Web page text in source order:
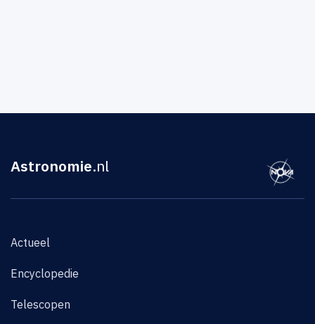
Astronomie.nl
Actueel
Encyclopedie
Telescopen